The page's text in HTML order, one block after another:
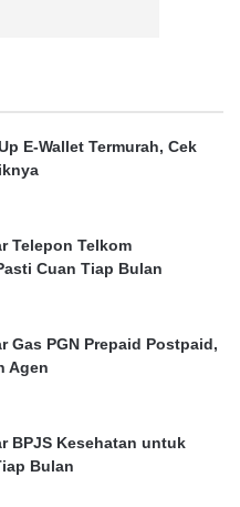
E-Wallet Termurah, Cek
Telepon Telkom
Cuan Tiap Bulan
Gas PGN Prepaid Postpaid,
Agen
BPJS Kesehatan untuk
Bulan